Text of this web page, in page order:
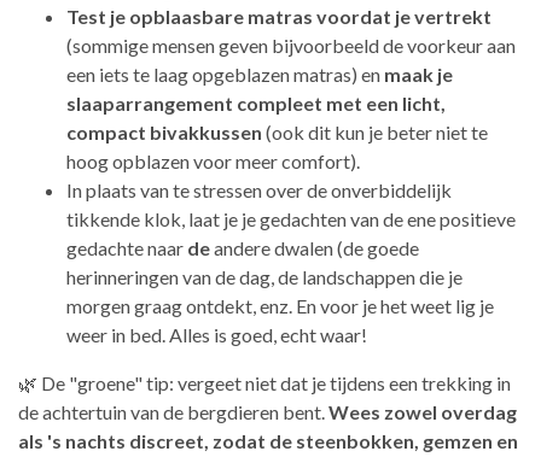
Test je opblaasbare matras voordat je vertrekt
(sommige mensen geven bijvoorbeeld de voorkeur aan
een iets te laag opgeblazen matras) en maak je
slaaparrangement compleet met een licht,
compact bivakkussen (ook dit kun je beter niet te
hoog opblazen voor meer comfort).
In plaats van te stressen over de onverbiddelijk
tikkende klok, laat je je gedachten van de ene positieve
gedachte naar deandere dwalen (de goede
herinneringen van de dag, de landschappen die je
morgen graag ontdekt, enz. En voor je het weet lig je
weer in bed. Alles is goed, echt waar!
🌿 De "groene" tip: vergeet niet dat je tijdens een trekking in
de achtertuin van de bergdieren bent.Wees zowel overdag
als 's nachts discreet, zodat de steenbokken, gemzen en